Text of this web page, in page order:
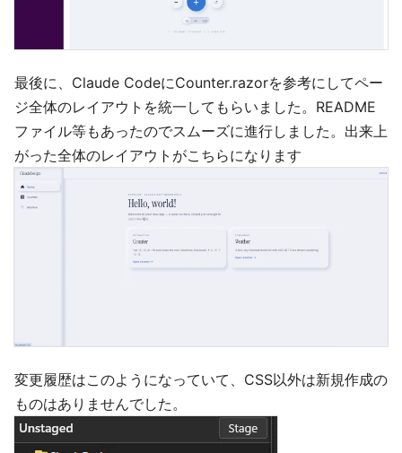
最後に、Claude CodeにCounter.razorを参考にしてペー
ジ全体のレイアウトを統一してもらいました。README
ファイル等もあったのでスムーズに進行しました。出来上
がった全体のレイアウトがこちらになります
変更履歴はこのようになっていて、CSS以外は新規作成の
ものはありませんでした。